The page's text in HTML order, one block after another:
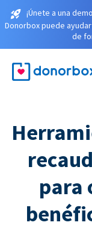
¡Únete a una
Donorbox puede
de
para